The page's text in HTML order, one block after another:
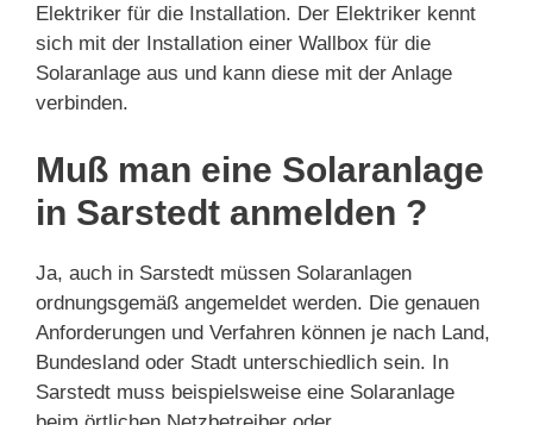
Elektriker für die Installation. Der Elektriker kennt
sich mit der Installation einer Wallbox für die
Solaranlage aus und kann diese mit der Anlage
verbinden.
Muß man eine Solaranlage
in Sarstedt anmelden ?
Ja, auch in Sarstedt müssen Solaranlagen
ordnungsgemäß angemeldet werden. Die genauen
Anforderungen und Verfahren können je nach Land,
Bundesland oder Stadt unterschiedlich sein. In
Sarstedt muss beispielsweise eine Solaranlage